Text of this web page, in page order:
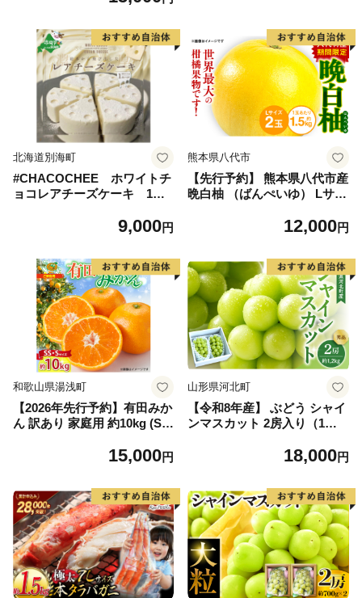
直送 】
北海道別海町
#CHACOCHEE ホワイトチ
ョコレアチーズケーキ 1ホ
海町,チーズ,ちーず,チーズケ
9,000円
熊本県八代市
【先行予約】 熊本県八代市産
晩白柚 （ばんぺいゆ） Lサイ
もの フルーツ おやつ 特産 熊
12,000円
和歌山県湯浅町
【2026年先行予約】有田みか
ん 訳あり 家庭用 約10kg (S
ん フルーツ 柑橘 果物 果実
6098
15,000円
山形県河北町
【令和8年産】 ぶどう シャイ
ンマスカット 2房入り（1房6
産【山形eLab】 ka074-023-r
18,000円